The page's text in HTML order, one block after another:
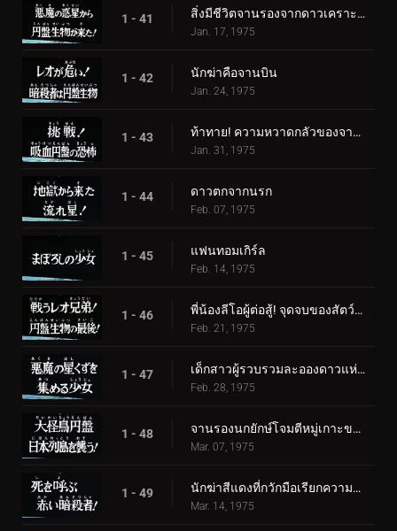
1 - 41 สิ่งมีชีวิตจานรองจากดาวเคราะห์ชั่วร้ายอยู่ที่นี่แล้ว!
Jan. 17, 1975
1 - 42 นักฆ่าคือจานบิน
Jan. 24, 1975
1 - 43 ท้าทาย! ความหวาดกลัวของจานดูดเลือด
Jan. 31, 1975
1 - 44 ดาวตกจากนรก
Feb. 07, 1975
1 - 45 แฟนทอมเกิร์ล
Feb. 14, 1975
1 - 46 พี่น้องลีโอผู้ต่อสู้! จุดจบของสัตว์ร้ายจานบิน
Feb. 21, 1975
1 - 47 เด็กสาวผู้รวบรวมละอองดาวแห่งปีศาจ
Feb. 28, 1975
1 - 48 จานรองนกยักษ์โจมตีหมู่เกาะของญี่ปุ่น
Mar. 07, 1975
1 - 49 นักฆ่าสีแดงที่กวักมือเรียกความตาย!
Mar. 14, 1975